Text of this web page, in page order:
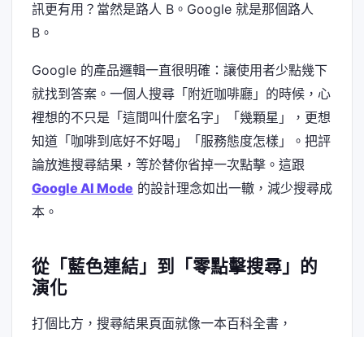
訊更有用？當然是路人 B。Google 就是那個路人
B。
Google 的產品邏輯一直很明確：讓使用者少點幾下
就找到答案。一個人搜尋「附近咖啡廳」的時候，心
裡想的不只是「這間叫什麼名字」「幾顆星」，更想
知道「咖啡到底好不好喝」「服務態度怎樣」。把評
論放進搜尋結果，等於替你省掉一次點擊。這跟
Google AI Mode 的設計理念如出一轍，減少搜尋成
本。
從「藍色連結」到「零點擊搜尋」的
演化
打個比方，搜尋結果頁面就像一本百科全書，